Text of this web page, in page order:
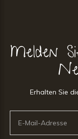
Melden
Erhalten Sie